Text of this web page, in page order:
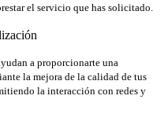
el servicio que has solicitado.
a proporcionarte una
la mejora de la calidad de tus
la interacción con redes y